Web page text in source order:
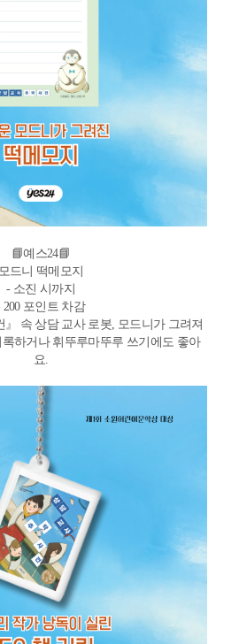
📘예스24📘
모드니 떡메모지
- 소진 시까지
200 포인트 차감
속 상담 교사 로봇, 모드니가 그려져
하거나 휘뚜루마뚜루 쓰기에도 좋아
요.